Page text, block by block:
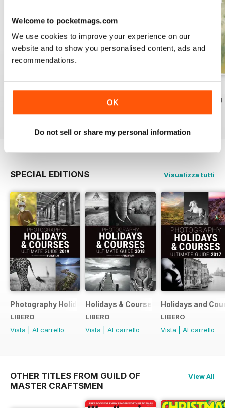
Welcome to pocketmags.com
We use cookies to improve your experience on our
website and to show you personalised content, ads and
recommendations.
OK
Do not sell or share my personal information
Vista|Al carrello
Acquista per
Vista|Al carrello
€5,99
Vista|Al carrello
SPECIAL EDITIONS Visualizza tutti
Photography Holidays & Courses Ultimate Guide 2019
LIBERO
Vista
Al carrello
Holidays & Courses Ultimate Guide
LIBERO
Vista
Al carrello
Holidays and
LIBERO
Vista
Al carrello
OTHER TITLES FROM GUILD OF
MASTER CRAFTSMEN
View All